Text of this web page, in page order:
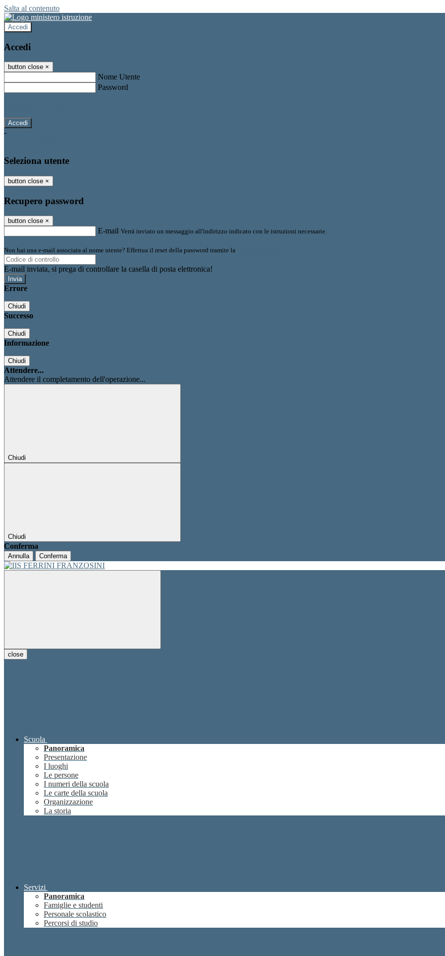
Salta al contenuto
Accedi
Accedi
button close ×
Nome Utente
Password
-
Seleziona utente
button close ×
Recupero password
button close ×
E-mail Verrà inviato un messaggio all'indirizzo indicato con le istruzioni necessarie.
Non hai una e-mail associata al nome utente? Effettua il reset della password tramite la
E-mail inviata, si prega di controllare la casella di posta elettronica!
Errore
Chiudi
Successo
Chiudi
Informazione
Chiudi
Attendere...
Attendere il completamento dell'operazione...
Chiudi
Chiudi
Conferma
Annulla Conferma
close
Scuola
Panoramica
Presentazione
I luoghi
Le persone
I numeri della scuola
Le carte della scuola
Organizzazione
La storia
Servizi
Panoramica
Famiglie e studenti
Personale scolastico
Percorsi di studio